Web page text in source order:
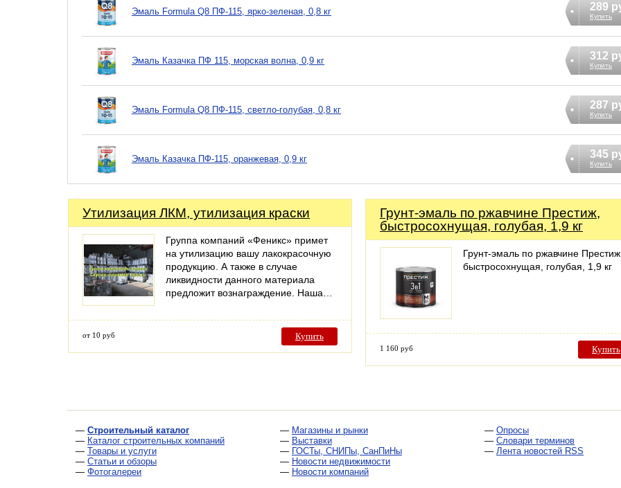
Эмаль Formula Q8 ПФ-115, ярко-зеленая, 0,8 кг 289
Купить
Эмаль Казачка ПФ 115, морская волна, 0,9 кг 312
Купить
Эмаль Formula Q8 ПФ-115, светло-голубая, 0,8 кг 287
Купить
Эмаль Казачка ПФ-115, оранжевая, 0,9 кг 345
Купить
Утилизация ЛКМ, утилизация краски
Группа компаний «Феникс» примет
на утилизацию вашу лакокрасочную
продукцию. А также в случае
ликвидности данного материала
предложит вознаграждение. Наша…
от 10 руб Купить
Грунт-эмаль по ржавчине Престиж,
быстросохнущая, голубая, 1,9 кг
Грунт-эмаль по ржавчине
быстросохнущая, голубая, 1,9 кг
1 160 руб Купить
— Строительный каталог
— Каталог строительных компаний
— Товары и услуги
— Статьи и обзоры
— Фотогалереи
— Магазины и рынки
— Выставки
— ГОСТы, СНИПы, СанПиНы
— Новости недвижимости
— Новости компаний
— Опросы
— Словари терминов
— Лента новостей RSS